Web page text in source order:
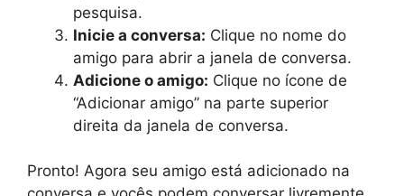
pesquisa.
Inicie a conversa: Clique no nome do
amigo para abrir a janela de conversa.
Adicione o amigo: Clique no ícone de
“Adicionar amigo” na parte superior
direita da janela de conversa.
Pronto! Agora seu amigo está adicionado na